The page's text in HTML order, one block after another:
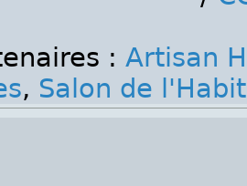
: Artisan
, Salon de